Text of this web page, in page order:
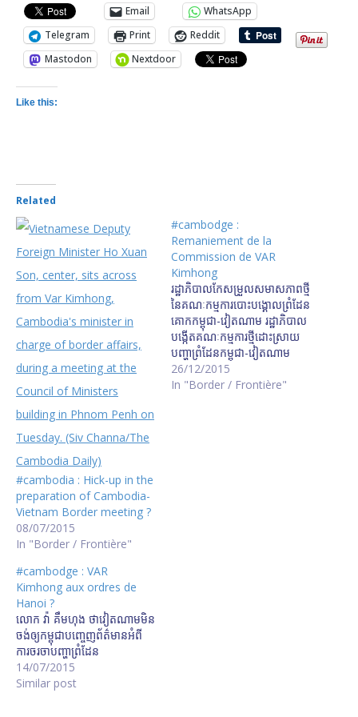
Email
WhatsApp
Telegram
Print
Reddit
Mastodon
Nextdoor
Like this:
Related
#cambodia : Hick-up in the
preparation of Cambodia-
Vietnam Border meeting ?
08/07/2015
In "Border / Frontière"
#cambodge :
Remaniement de la
Commission de VAR
Kimhong
រដ្ឋាភិបាល​​កែ​​សម្រួល​​សមាសភាព​​ថ្មី​​
នៃ​​គណៈកម្មការ​​បោះ​​បង្គោល​​ព្រំដែន​​
គោក​​កម្ពុជា-វៀតណាម រដ្ឋាភិបាល​
បង្កើត​គណៈកម្មការ​ថ្មី​ដោះស្រាយ​
បញ្ហា​ព្រំដែន​កម្ពុជា-​វៀតណាម
រដ្ឋាភិបាល​បង្កើត​គណៈ​កម្ម​ការ​
ចម្រុះ​សម្រាប់​បោះបង្គោល​ព្រំដែន​
26/12/2015
In "Border / Frontière"
#cambodge : VAR
Kimhong aux ordres de
Hanoi ?
លោក វ៉ា គឹមហុង ​ថា​វៀតណាម​មិន​
ចង់​ឲ្យ​កម្ពុជា​បញ្ចេញព័ត៌មាន​អំពី​
ការចរចាបញ្ហាព្រំដែន​
14/07/2015
Similar post